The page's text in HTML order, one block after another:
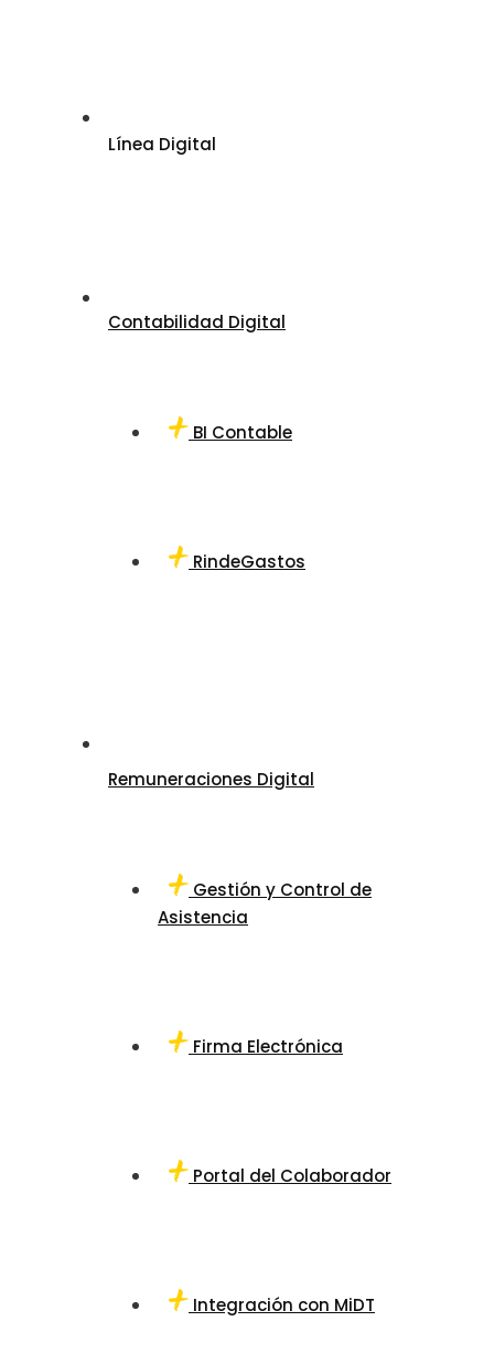
Línea Digital
Contabilidad Digital
BI Contable
RindeGastos
Remuneraciones Digital
Gestión y Control de
Asistencia
Firma Electrónica
Portal del Colaborador
Integración con MiDT